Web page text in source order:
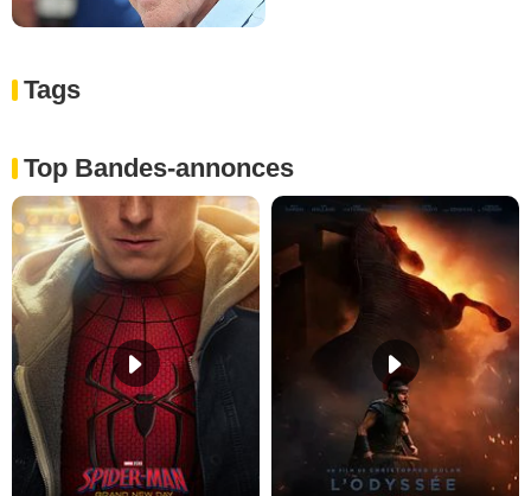
Tags
Top Bandes-annonces